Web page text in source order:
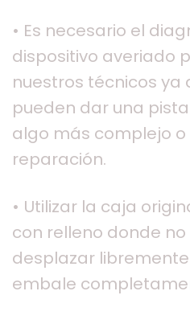
• Es necesario el
dispositivo averiado
nuestros técnicos ya
pueden dar una
algo más complejo
reparación.
• Utilizar la caja
con relleno donde
desplazar
embale